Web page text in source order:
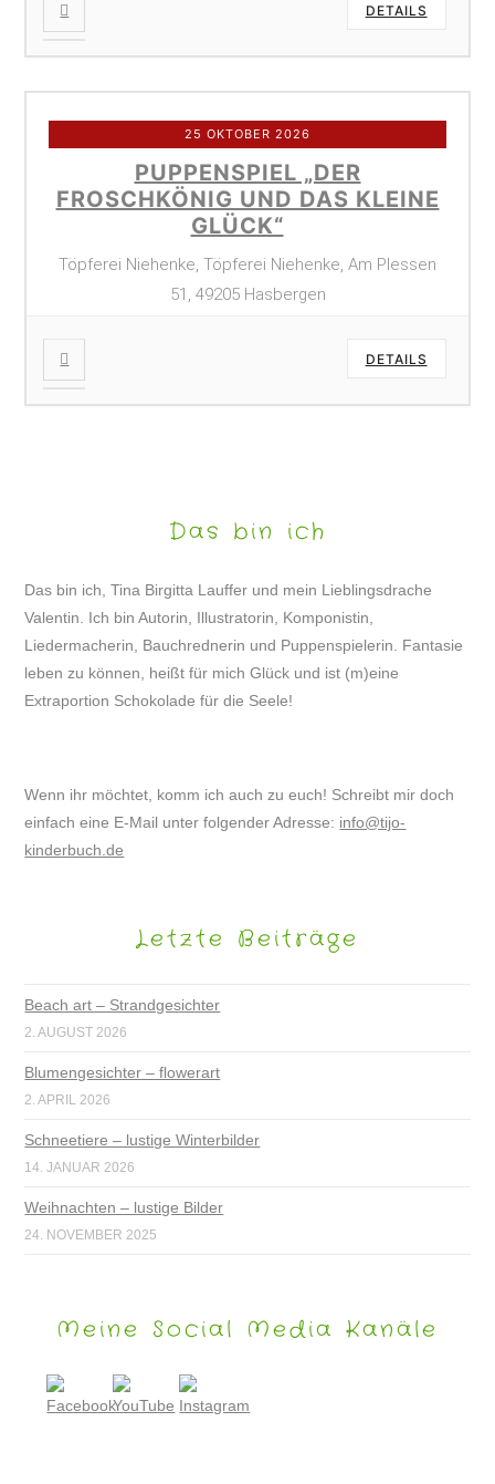
DETAILS
25 OKTOBER 2026
PUPPENSPIEL „DER
FROSCHKÖNIG UND DAS KLEINE
GLÜCK“
Töpferei Niehenke, Töpferei Niehenke, Am Plessen
51, 49205 Hasbergen
DETAILS
Das bin ich
Das bin ich, Tina Birgitta Lauffer und mein Lieblingsdrache
Valentin. Ich bin Autorin, Illustratorin, Komponistin,
Liedermacherin, Bauchrednerin und Puppenspielerin. Fantasie
leben zu können, heißt für mich Glück und ist (m)eine
Extraportion Schokolade für die Seele!
Wenn ihr möchtet, komm ich auch zu euch! Schreibt mir doch
einfach eine E-Mail unter folgender Adresse: info@tijo-
kinderbuch.de
Letzte Beiträge
Beach art – Strandgesichter
2. AUGUST 2026
Blumengesichter – flowerart
2. APRIL 2026
Schneetiere – lustige Winterbilder
14. JANUAR 2026
Weihnachten – lustige Bilder
24. NOVEMBER 2025
Meine Social Media Kanäle